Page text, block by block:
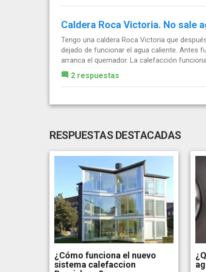
Caldera Roca Victoria. No sale
Tengo una caldera Roca Victoria que
dejado de funcionar el agua caliente. Antes
arranca el quemador. La calefacción
2 respuestas
RESPUESTAS DESTACADAS
¿Cómo funciona el nuevo
sistema calefaccion